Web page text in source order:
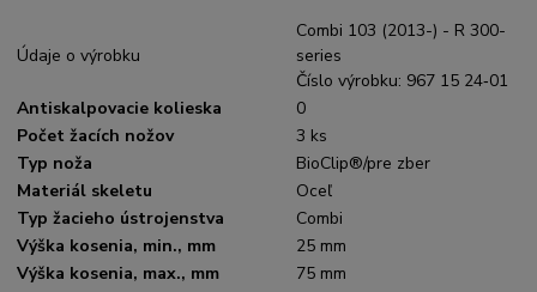
Údaje o výrobku
Combi 103 (2013-) - R 300-
series
Číslo výrobku: 967 15 24‑01
Antiskalpovacie kolieska
0
Počet žacích nožov
3 ks
Typ noža
BioClip®/pre zber
Materiál skeletu
Oceľ
Typ žacieho ústrojenstva
Combi
Výška kosenia, min., mm
25 mm
Výška kosenia, max., mm
75 mm